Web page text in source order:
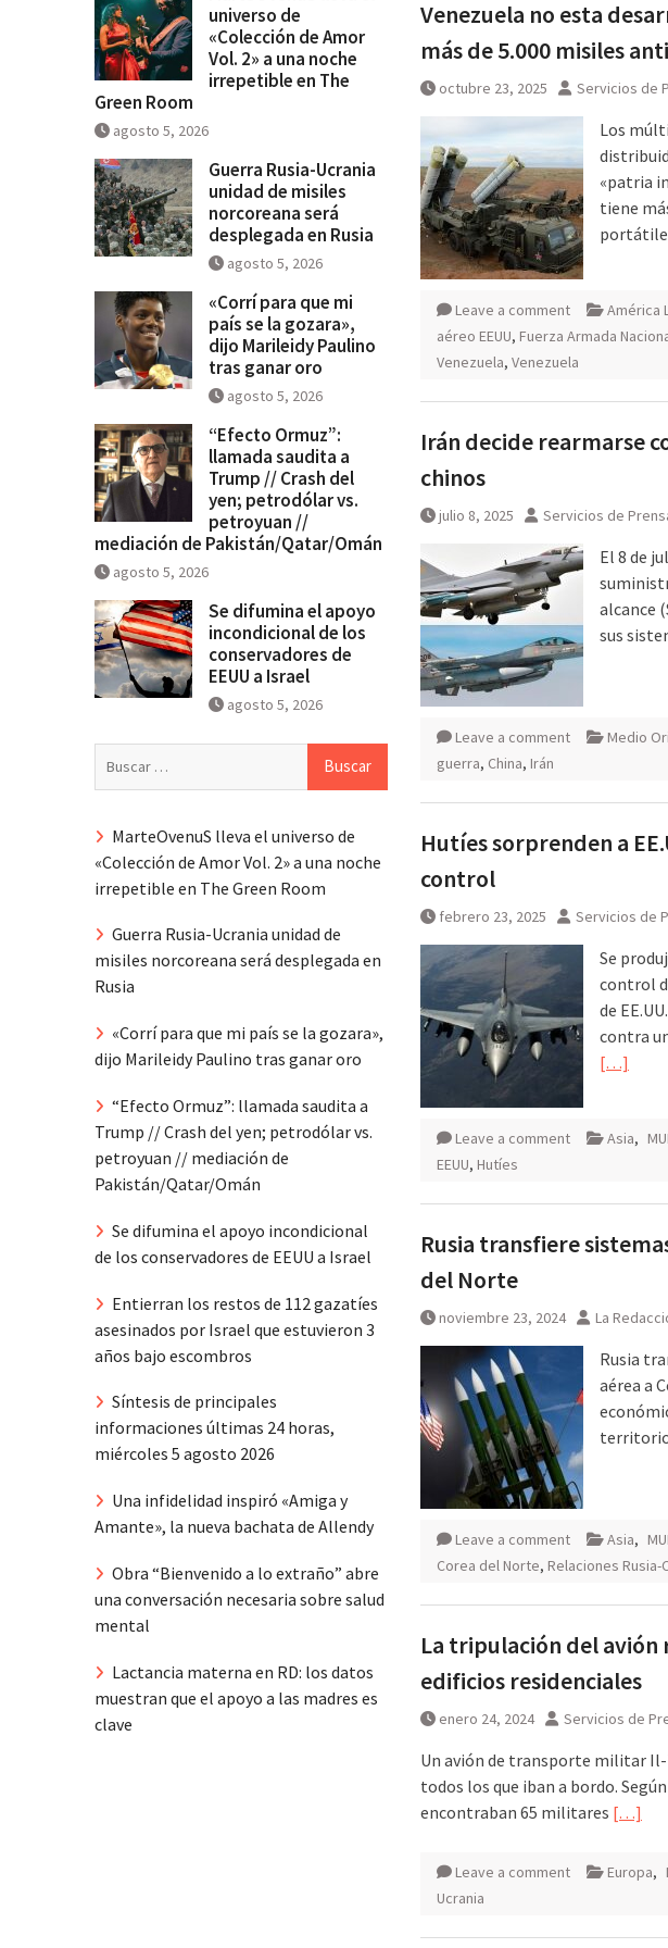
Guerra Rusia-Ucrania unidad de misiles
norcoreana será desplegada en Rusia
Venezuela no esta
más de 5.000 misiles
octubre 23, 2025 Servicios de
Los
«patria
tiene
Leave a comment América
aéreo EEUU, Fuerza Armada
Venezuela, Venezuela
Irán decide rearmarse
chinos
julio 8, 2025 Servicios de
El 8 de
alcance
sus
Leave a comment Medio
guerra, China, Irán
Hutíes sorprenden a
control
febrero 23, 2025 Servicios de
Se
control
de
contra
[…]
Leave a comment Asia,
EEUU, Hutíes
Rusia transfiere
del Norte
noviembre 23, 2024 La
Rusia
aérea a
territorio
Leave a comment Asia,
Corea del Norte, Relaciones
La tripulación del
edificios residenciales
enero 24, 2024 Servicios de
Un avión de transporte militar
todos los que iban a bordo.
encontraban 65 militares […]
Leave a comment Europa,
Ucrania
universo de
«Colección de Amor
Vol. 2» a una noche
irrepetible en The
Green Room
agosto 5, 2026
Guerra Rusia-Ucrania
unidad de misiles
norcoreana será
desplegada en Rusia
agosto 5, 2026
«Corrí para que mi
país se la gozara»,
dijo Marileidy Paulino
tras ganar oro
agosto 5, 2026
“Efecto Ormuz”:
llamada saudita a
Trump // Crash del
yen; petrodólar vs.
petroyuan //
mediación de Pakistán/Qatar/Omán
agosto 5, 2026
Se difumina el apoyo
incondicional de los
conservadores de
EEUU a Israel
agosto 5, 2026
MarteOvenuS lleva el universo de
«Colección de Amor Vol. 2» a una noche
irrepetible en The Green Room
Guerra Rusia-Ucrania unidad de
misiles norcoreana será desplegada en
Rusia
«Corrí para que mi país se la gozara»,
dijo Marileidy Paulino tras ganar oro
“Efecto Ormuz”: llamada saudita a
Trump // Crash del yen; petrodólar vs.
petroyuan // mediación de
Pakistán/Qatar/Omán
Se difumina el apoyo incondicional
de los conservadores de EEUU a Israel
Entierran los restos de 112 gazatíes
asesinados por Israel que estuvieron 3
años bajo escombros
Síntesis de principales
informaciones últimas 24 horas,
miércoles 5 agosto 2026
Una infidelidad inspiró «Amiga y
Amante», la nueva bachata de Allendy
Obra “Bienvenido a lo extraño” abre
una conversación necesaria sobre salud
mental
Lactancia materna en RD: los datos
muestran que el apoyo a las madres es
clave